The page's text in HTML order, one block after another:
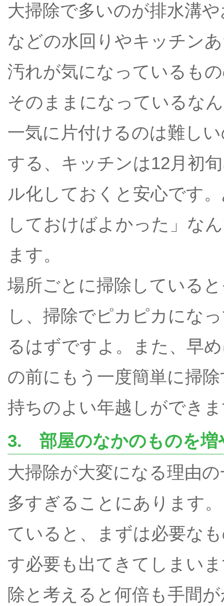
大掃除で多いのが排水溝
などの水回りやキッチン
汚れが気になっているも
そのままになっているな
一気に片付けるのは難し
する、キッチンは12月初
ル化しておくと安心です
しておけばよかった」な
ます。
場所ごとに掃除している
し、掃除でピカピカにな
るはずですよ。また、早
の前にもう一度簡単に掃
持ちのよい年越しができ
3. 部屋のなかのものを増
大掃除が大変になる理由
多すぎることにあります
ていると、まずは必要な
す必要も出てきてしまい
除と考えると何倍も手間